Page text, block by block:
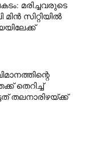
മരിച്ചവരുടെ
സിറ്റിയിൽ
തെറിച്ച്
തലനാരിഴയ്ക്ക്